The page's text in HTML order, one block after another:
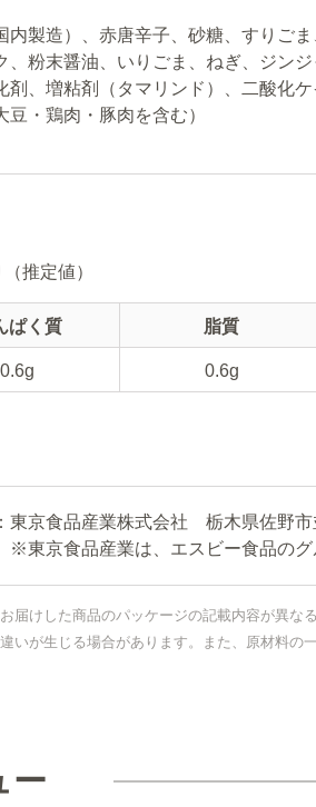
内製造）、赤唐辛子、砂糖、すりご
、粉末醤油、いりごま、ねぎ、ジン
剤、増粘剤（タマリンド）、二酸化
豆・鶏肉・豚肉を含む）
推定値）
ぱく質
0.6g
脂質
0.6g
東京食品産業株式会社 栃木県佐野市
品産業は、エスビー食品のグ
届けした商品のパッケージの記載内容が異な
いが生じる場合があります。また、原材料の
ー